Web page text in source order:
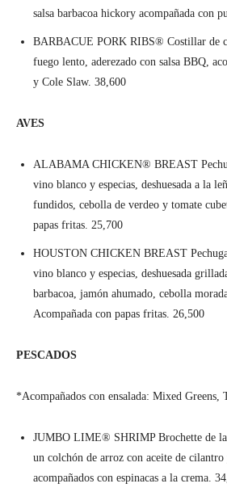
salsa barbacoa hickory acompañada con
BARBACUE PORK RIBS® Costillar de
fuego lento, aderezado con salsa BBQ,
y Cole Slaw. 38,600
AVES
ALABAMA CHICKEN® BREAST
vino blanco y especias, deshuesada a la
fundidos, cebolla de verdeo y tomate
papas fritas. 25,700
HOUSTON CHICKEN BREAST
vino blanco y especias, deshuesada
barbacoa, jamón ahumado, cebolla
Acompañada con papas fritas. 26,500
PESCADOS
*Acompañados con ensalada: Mixed Greens,
JUMBO LIME® SHRIMP Brochette de
un colchón de arroz con aceite de
acompañados con espinacas a la crema.